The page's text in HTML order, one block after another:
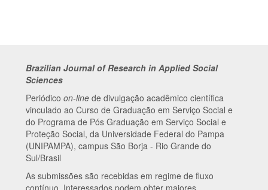
Brazilian Journal of Research in Applied Social
Sciences
Periódico on-line de divulgação acadêmico científica
vinculado ao Curso de Graduação em Serviço Social e
do Programa de Pós Graduação em Serviço Social e
Proteção Social, da Universidade Federal do Pampa
(UNIPAMPA), campus São Borja - Rio Grande do
Sul/Brasil
As submissões são recebidas em regime de fluxo